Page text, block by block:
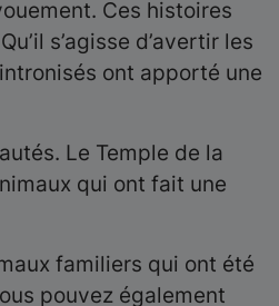
Ces histoires
s’agisse d’avertir les
ont apporté une
Le Temple de la
qui ont fait une
familiers qui ont été
pouvez également